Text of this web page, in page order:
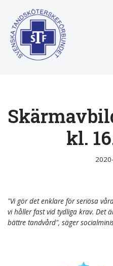
Hoppa
till
innehåll
kl.
"Vi gör det enklare för seriösa
vi håller fast vid tydliga krav. Det
bättre tandvård", säger